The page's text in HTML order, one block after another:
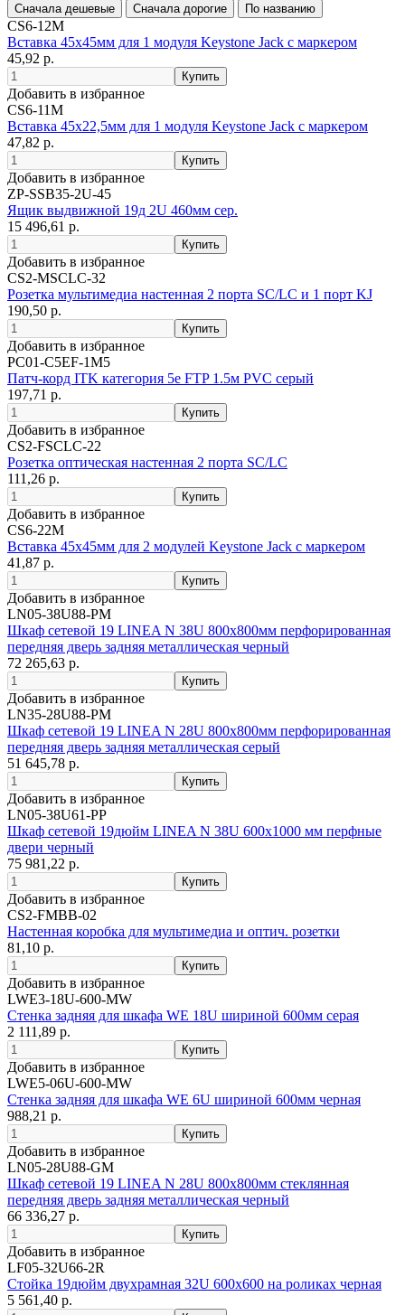
CS6-12M
Вставка 45х45мм для 1 модуля Keystone Jack с маркером
45,92 р.
Добавить в избранное
CS6-11M
Вставка 45х22,5мм для 1 модуля Keystone Jack с маркером
47,82 р.
Добавить в избранное
ZP-SSB35-2U-45
Ящик выдвижной 19д 2U 460мм сер.
15 496,61 р.
Добавить в избранное
CS2-MSCLC-32
Розетка мультимедиа настенная 2 порта SC/LC и 1 порт KJ
190,50 р.
Добавить в избранное
PC01-C5EF-1M5
Патч-корд ITK категория 5е FTP 1.5м PVC серый
197,71 р.
Добавить в избранное
CS2-FSCLC-22
Розетка оптическая настенная 2 порта SC/LC
111,26 р.
Добавить в избранное
CS6-22M
Вставка 45х45мм для 2 модулей Keystone Jack с маркером
41,87 р.
Добавить в избранное
LN05-38U88-PM
Шкаф сетевой 19 LINEA N 38U 800х800мм перфорированная
передняя дверь задняя металлическая черный
72 265,63 р.
Добавить в избранное
LN35-28U88-PM
Шкаф сетевой 19 LINEA N 28U 800х800мм перфорированная
передняя дверь задняя металлическая серый
51 645,78 р.
Добавить в избранное
LN05-38U61-PP
Шкаф сетевой 19дюйм LINEA N 38U 600х1000 мм перфные
двери черный
75 981,22 р.
Добавить в избранное
CS2-FMBB-02
Настенная коробка для мультимедиа и оптич. розетки
81,10 р.
Добавить в избранное
LWE3-18U-600-MW
Стенка задняя для шкафа WE 18U шириной 600мм серая
2 111,89 р.
Добавить в избранное
LWE5-06U-600-MW
Стенка задняя для шкафа WE 6U шириной 600мм черная
988,21 р.
Добавить в избранное
LN05-28U88-GM
Шкаф сетевой 19 LINEA N 28U 800х800мм стеклянная
передняя дверь задняя металлическая черный
66 336,27 р.
Добавить в избранное
LF05-32U66-2R
Стойка 19дюйм двухрамная 32U 600x600 на роликах черная
5 561,40 р.